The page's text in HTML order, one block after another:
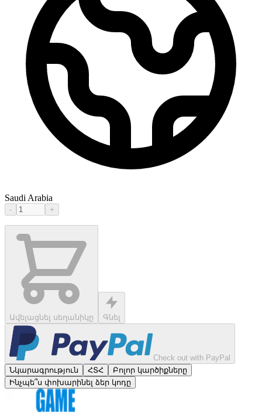
Saudi Arabia
- +
Ավելացնել սեղանիկը Գնել
Check out with PayPal
Նկարագրություն
ՀՏՀ
Բոլոր կարծիքները
Ինչպե՞ս փոխարինել ձեր կոդը